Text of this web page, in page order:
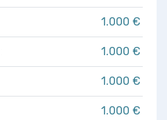
1.000 €
1.000 €
1.000 €
1.000 €